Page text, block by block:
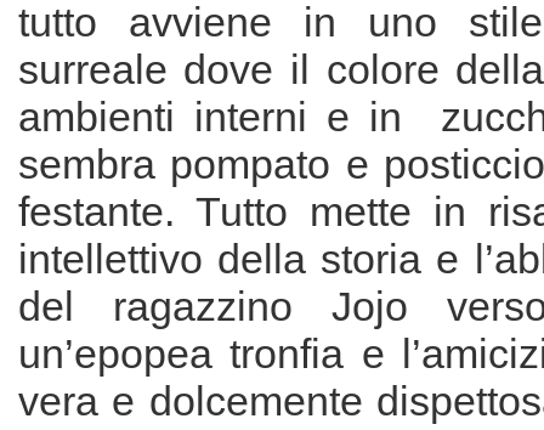
tutto avviene in uno stile
surreale dove il colore
ambienti interni e in
sembra pompato e
festante. Tutto mette in
intellettivo della storia e
del ragazzino Jojo
un’epopea tronfia e
vera e dolcemente